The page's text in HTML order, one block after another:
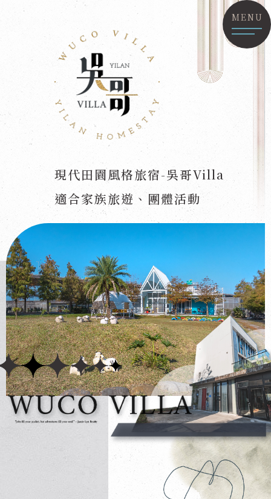
MENU
現代田園風格旅宿-吳哥Villa
適合家族旅遊、團體活動